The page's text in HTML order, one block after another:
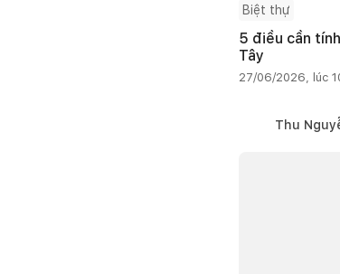
Biệt thự
5 điều cần
Tây
27/06/2026, lúc
Thu